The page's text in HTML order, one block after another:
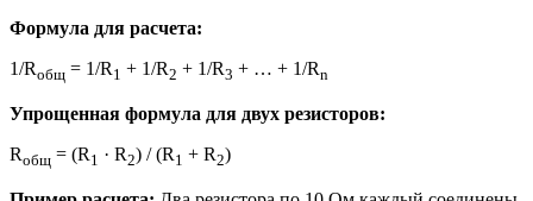
Формула для расчета:
1/Rобщ = 1/R 1 + 1/R2 + 1/R3 + … + 1/Rn
Упрощенная формула для двух резисторов:
Rобщ = (R 1 · R2) / (R 1 + R2)